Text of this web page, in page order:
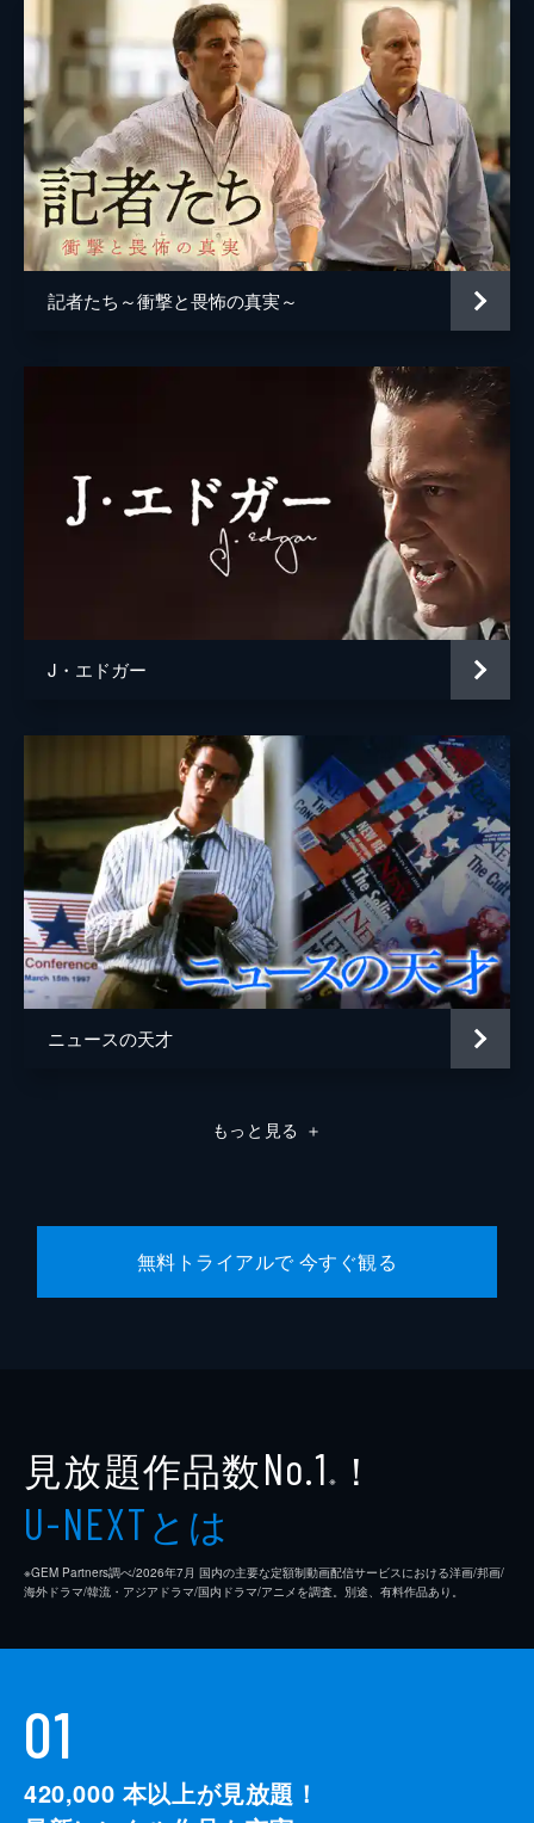
記者たち～衝撃と畏怖の真実～
J・エドガー
ニュースの天才
もっと見る ＋
無料トライアルで 今すぐ観る
見放題作品数No.1 ※ ！
U-NEXTとは
※GEM Partners調べ/2026年7⽉ 国内の主要な定額制動画配信サービスにおける洋画/邦画/
海外ドラマ/韓流・アジアドラマ/国内ドラマ/アニメを調査。別途、有料作品あり。
01
420,000 本以上が見放題！